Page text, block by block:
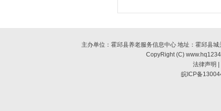
主办单位：霍邱县养老服务信息中心 地址：霍邱县
CopyRight (C)
法律声明
皖ICP备